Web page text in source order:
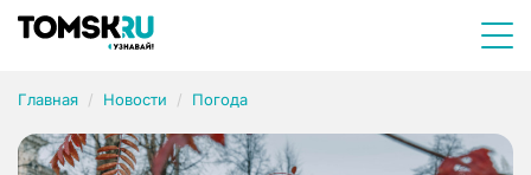
Главная Новости Погода